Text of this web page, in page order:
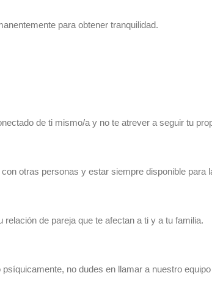
para obtener tranquilidad.
de ti mismo/a y no te atrever a seguir tu
otras personas y estar siempre disponible para
de pareja que te afectan a ti y a tu familia.
no dudes en llamar a nuestro